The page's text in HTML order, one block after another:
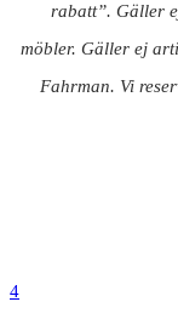
rabatt”. Gäller
möbler. Gäller ej
Fahrman. Vi
4